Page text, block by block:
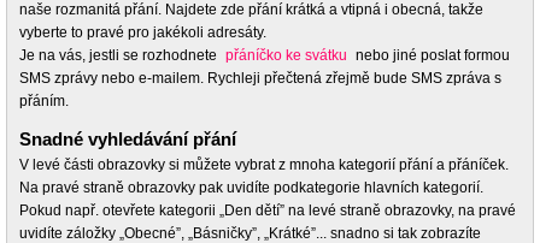
naše rozmanitá přání. Najdete zde přání krátká a vtipná i obecná, takže
vyberte to pravé pro jakékoli adresáty.
Je na vás, jestli se rozhodnete přáníčko ke svátku nebo jiné poslat formou
SMS zprávy nebo e-mailem. Rychleji přečtená zřejmě bude SMS zpráva s
přáním.
Snadné vyhledávání přání
V levé části obrazovky si můžete vybrat z mnoha kategorií přání a přáníček.
Na pravé straně obrazovky pak uvidíte podkategorie hlavních kategorií.
Pokud např. otevřete kategorii „Den dětí” na levé straně obrazovky, na pravé
uvidíte záložky „Obecné”, „Básničky”, „Krátké”... snadno si tak zobrazíte